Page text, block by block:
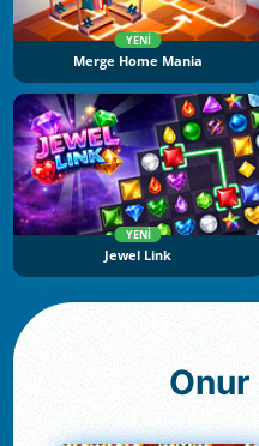
YENI
Merge Home Mania
YENI
Jewel Link
Onur